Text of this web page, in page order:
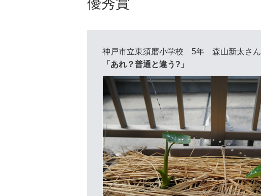
優秀賞
神戸市立東須磨小学校 5年 森山新太さん
「あれ？普通と違う?」